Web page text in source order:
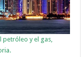
petróleo y el gas,